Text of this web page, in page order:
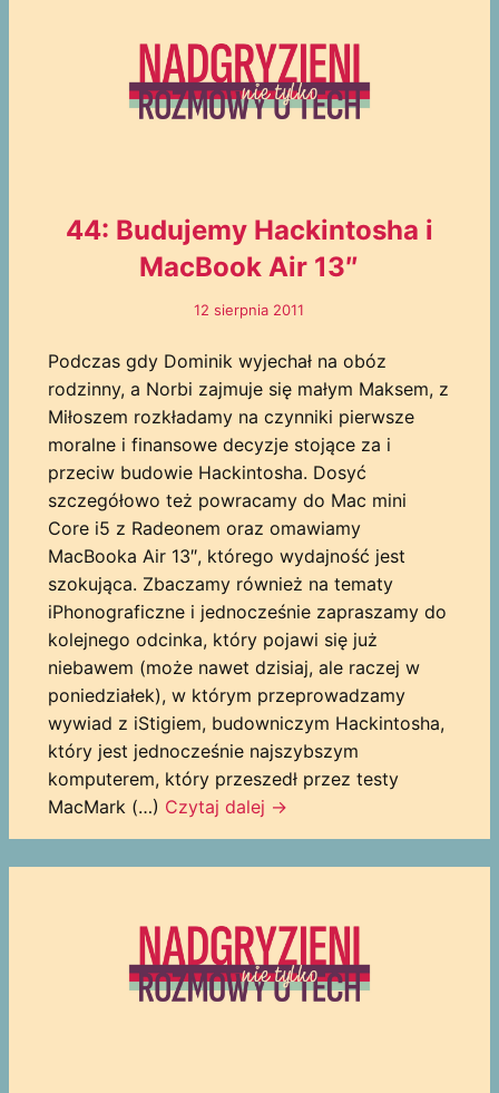
44: Budujemy Hackintosha i
MacBook Air 13″
12 sierpnia 2011
Podczas gdy Dominik wyjechał na obóz
rodzinny, a Norbi zajmuje się małym Maksem, z
Miłoszem rozkładamy na czynniki pierwsze
moralne i finansowe decyzje stojące za i
przeciw budowie Hackintosha. Dosyć
szczegółowo też powracamy do Mac mini
Core i5 z Radeonem oraz omawiamy
MacBooka Air 13″, którego wydajność jest
szokująca. Zbaczamy również na tematy
iPhonograficzne i jednocześnie zapraszamy do
kolejnego odcinka, który pojawi się już
niebawem (może nawet dzisiaj, ale raczej w
poniedziałek), w którym przeprowadzamy
wywiad z iStigiem, budowniczym Hackintosha,
który jest jednocześnie najszybszym
komputerem, który przeszedł przez testy
MacMark (…) Czytaj dalej →